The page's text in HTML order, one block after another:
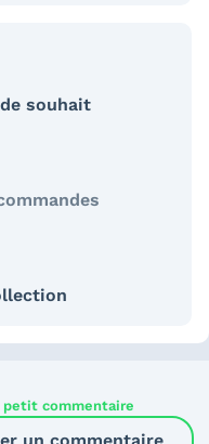
souhait
petit commentaire
un commentaire